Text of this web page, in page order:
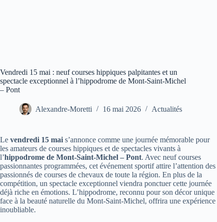
Vendredi 15 mai : neuf courses hippiques palpitantes et un
spectacle exceptionnel à l’hippodrome de Mont-Saint-Michel
– Pont
Alexandre-Moretti 16 mai 2026 Actualités
Le vendredi 15 mai s’annonce comme une journée mémorable pour
les amateurs de courses hippiques et de spectacles vivants à
l’hippodrome de Mont-Saint-Michel – Pont. Avec neuf courses
passionnantes programmées, cet événement sportif attire l’attention des
passionnés de courses de chevaux de toute la région. En plus de la
compétition, un spectacle exceptionnel viendra ponctuer cette journée
déjà riche en émotions. L’hippodrome, reconnu pour son décor unique
face à la beauté naturelle du Mont-Saint-Michel, offrira une expérience
inoubliable.